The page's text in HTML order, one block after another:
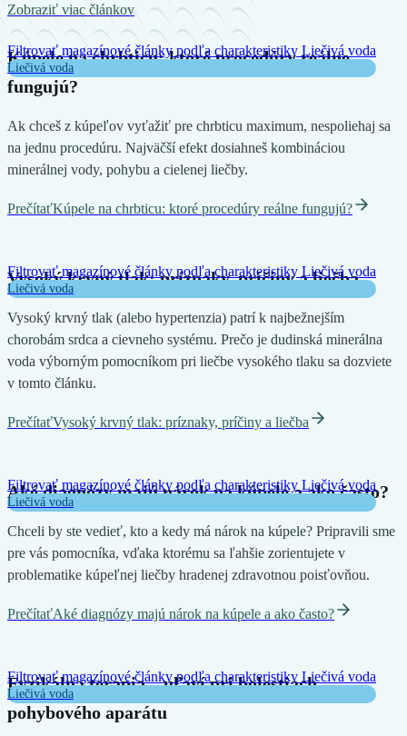
Zobraziť viac článkov
Kúpele na chrbticu: ktoré procedúry reálne
fungujú?
Ak chceš z kúpeľov vyťažiť pre chrbticu maximum, nespoliehaj sa
na jednu procedúru. Najväčší efekt dosiahneš kombináciou
minerálnej vody, pohybu a cielenej liečby.
PrečítaťKúpele na chrbticu: ktoré procedúry reálne fungujú?
Filtrovať magazínové články podľa charakteristiky Liečivá voda
Liečivá voda
Vysoký krvný tlak: príznaky, príčiny a liečba
Vysoký krvný tlak (alebo hypertenzia) patrí k najbežnejším
chorobám srdca a cievneho systému. Prečo je dudinská minerálna
voda výborným pomocníkom pri liečbe vysokého tlaku sa dozviete
v tomto článku.
PrečítaťVysoký krvný tlak: príznaky, príčiny a liečba
Filtrovať magazínové články podľa charakteristiky Liečivá voda
Liečivá voda
Aké diagnózy majú nárok na kúpele a ako často?
Chceli by ste vedieť, kto a kedy má nárok na kúpele? Pripravili sme
pre vás pomocníka, vďaka ktorému sa ľahšie zorientujete v
problematike kúpeľnej liečby hradenej zdravotnou poisťovňou.
PrečítaťAké diagnózy majú nárok na kúpele a ako často?
Filtrovať magazínové články podľa charakteristiky Liečivá voda
Liečivá voda
Fyzikálna terapia – uľaví pri bolestiach
pohybového aparátu
Filtrovať magazínové články podľa charakteristiky Liečivá voda
Liečivá voda